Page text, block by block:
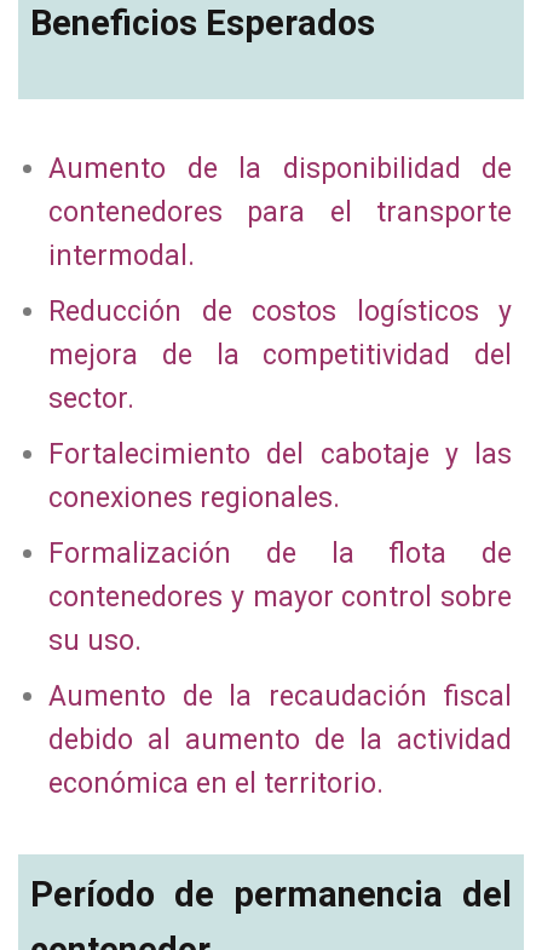
Beneficios Esperados
Aumento de la disponibilidad de
contenedores para el transporte
intermodal.
Reducción de costos logísticos y
mejora de la competitividad del
sector.
Fortalecimiento del cabotaje y las
conexiones regionales.
Formalización de la flota de
contenedores y mayor control sobre
su uso.
Aumento de la recaudación fiscal
debido al aumento de la actividad
económica en el territorio.
Período de permanencia del